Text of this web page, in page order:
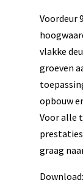
Voordeur
vlakke
groeven
opbouw
Voor alle
graag
Download: